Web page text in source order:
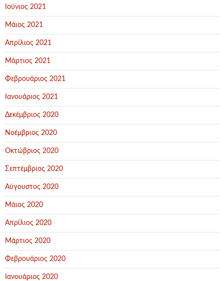
Ιούνιος 2021
Μάιος 2021
Απρίλιος 2021
Μάρτιος 2021
Φεβρουάριος 2021
Ιανουάριος 2021
Δεκέμβριος 2020
Νοέμβριος 2020
Οκτώβριος 2020
Σεπτέμβριος 2020
Αύγουστος 2020
Μάιος 2020
Απρίλιος 2020
Μάρτιος 2020
Φεβρουάριος 2020
Ιανουάριος 2020